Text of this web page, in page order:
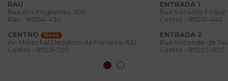
RAU
Rua dos Imigrantes, 500
Rau - 89254-430
CENTRO
Novo
Av. Marechal Deodoro da Fonseca, 632
Centro - 89251-700
ENTRADA 1
Rua Senador
Centro - 89201-440
ENTRADA 2
Rua Visconde de
Centro - 89203-005